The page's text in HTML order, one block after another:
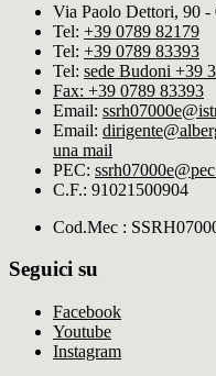
Via Paolo Dettori, 90 -
Tel: +39 0789 82179
Tel: +39 0789 83393
Tel: sede Budoni +39
Fax: +39 0789 83393
Email:
Email:
una mail
PEC:
C.F.: 91021500904
Cod.Mec :
Seguici su
Facebook
Youtube
Instagram